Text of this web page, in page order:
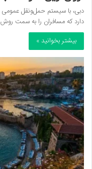
دبی، با سیستم حمل‌ونقل
دارد که مسافران را به سمت
بیشتر بخوانید »